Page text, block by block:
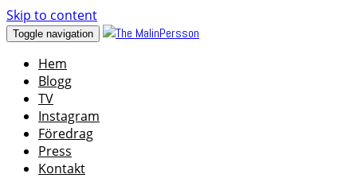
Skip to content
Toggle navigation
Hem
Blogg
TV
Instagram
Föredrag
Press
Kontakt